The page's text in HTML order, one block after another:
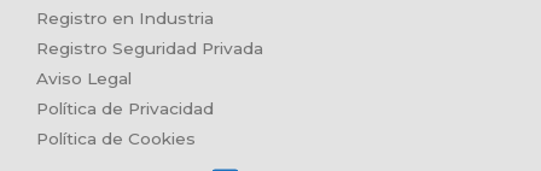
Registro en Industria
Registro Seguridad Privada
Aviso Legal
Política de Privacidad
Política de Cookies